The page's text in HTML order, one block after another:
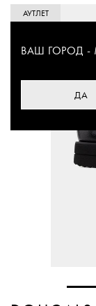
ВАШ ГОРОД -
ДА
АУТЛЕТ